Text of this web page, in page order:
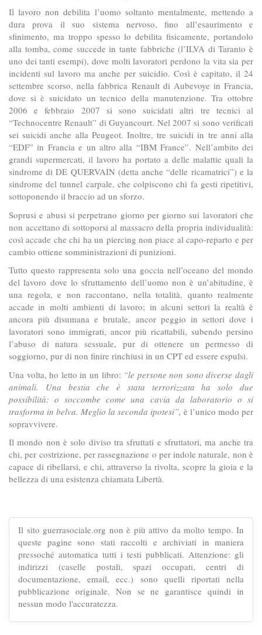
Il lavoro non debilita l’uomo soltanto mentalmente, mettendo a
dura prova il suo sistema nervoso, fino all’esaurimento e
sfinimento, ma troppo spesso lo debilita fisicamente, portandolo
alla tomba, come succede in tante fabbriche (l’ILVA di Taranto è
uno dei tanti esempi), dove molti lavoratori perdono la vita sia per
incidenti sul lavoro ma anche per suicidio. Così è capitato, il 24
settembre scorso, nella fabbrica Renault di Aubevoye in Francia,
dove si è suicidato un tecnico della manutenzione. Tra ottobre
2006 e febbraio 2007 si sono suicidati altri tre tecnici al
“Technocentre Renault” di Guyancourt. Nel 2007 si sono verificati
sei suicidi anche alla Peugeot. Inoltre, tre suicidi in tre anni alla
“EDF” in Francia e un altro alla “IBM France”. Nell’ambito dei
grandi supermercati, il lavoro ha portato a delle malattie quali la
sindrome di DE QUERVAIN (detta anche “delle ricamatrici”) e la
sindrome del tunnel carpale, che colpiscono chi fa gesti ripetitivi,
sottoponendo il braccio ad un sforzo.
Soprusi e abusi si perpetrano giorno per giorno sui lavoratori che
non accettano di sottoporsi al massacro della propria individualità:
così accade che chi ha un piercing non piace al capo-reparto e per
cambio ottiene somministrazioni di punizioni.
Tutto questo rappresenta solo una goccia nell’oceano del mondo
del lavoro dove lo sfruttamento dell’uomo non è un’abitudine, è
una regola, e non raccontano, nella totalità, quanto realmente
accade in molti ambienti di lavoro; in alcuni settori la realtà è
ancora più disumana e brutale, ancor peggio in settori dove i
lavoratori sono immigrati, ancor più ricattabili, subendo persino
l’abuso di natura sessuale, pur di ottenere un permesso di
soggiorno, pur di non finire rinchiusi in un CPT ed essere espulsi.
Una volta, ho letto in un libro: “le persone non sono diverse dagli
animali. Una bestia che è stata terrorizzata ha solo due
possibilità: o soccombe come una cavia da laboratorio o si
trasforma in belva. Meglio la seconda ipotesi”, è l’unico modo per
sopravvivere.
Il mondo non è solo diviso tra sfruttati e sfruttatori, ma anche tra
chi, per costrizione, per rassegnazione o per indole naturale, non è
capace di ribellarsi, e chi, attraverso la rivolta, scopre la gioia e la
bellezza di una esistenza chiamata Libertà.
Il sito guerrasociale.org non è più attivo da molto tempo. In
queste pagine sono stati raccolti e archiviati in maniera
pressoché automatica tutti i testi pubblicati. Attenzione: gli
indirizzi (caselle postali, spazi occupati, centri di
documentazione, email, ecc.) sono quelli riportati nella
pubblicazione originale. Non se ne garantisce quindi in
nessun modo l'accuratezza.